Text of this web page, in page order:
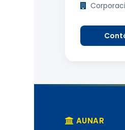
AUNAR